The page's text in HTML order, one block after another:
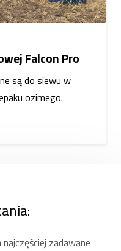
Falcon Pro
są do siewu w
ozimego.
zadawane